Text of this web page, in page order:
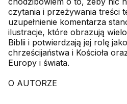
czytania i przeżywania treści
uzupełnienie komentarza
ilustracje, które obrazują
Biblii i potwierdzają jej rolę
chrześcijaństwa i Kościoła
Europy i świata.
O AUTORZE